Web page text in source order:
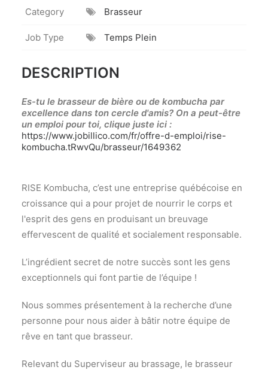
Category Brasseur
Job Type Temps Plein
DESCRIPTION
Es-tu le brasseurde bière ou de kombucha par
excellence dans ton cercle d'amis? On a peut-être
un emploi pour toi, clique juste ici :
https://www.jobillico.com/fr/offre-d-emploi/rise-
kombucha.tRwvQu/brasseur/1649362
RISE Kombucha, c’est une entreprise québécoise en
croissance qui a pour projet de nourrir le corps et
l'esprit des gens en produisant un breuvage
effervescent de qualité et socialement responsable.
L’ingrédient secret de notre succès sont les gens
exceptionnels qui font partie de l’équipe !
Nous sommes présentement à la recherche d’une
personne pour nous aider à bâtir notre équipe de
rêve en tant que brasseur.
Relevant du Superviseur au brassage, le brasseur